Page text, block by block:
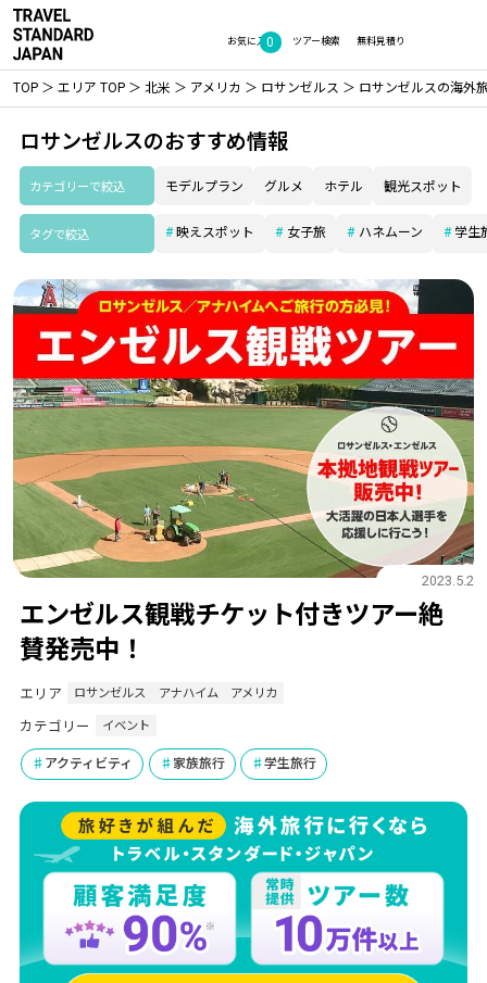
お気に入り
0 無料見積り
ツアー検索
TOP エリア TOP 北米 アメリカ ロサンゼルス ロサンゼルスの海外
ロサンゼルスのおすすめ情報
カテゴリーで絞込 モデルプラン グルメ ホテル 観光スポット
タグで絞込 映えスポット 女子旅 ハネムーン 学生
エンゼルス観戦チケット付きツアー絶
賛発売中！
2023.5.2
エリア ロサンゼルス アナハイム アメリカ
カテゴリー イベント
アクティビティ 家族旅行 学生旅行